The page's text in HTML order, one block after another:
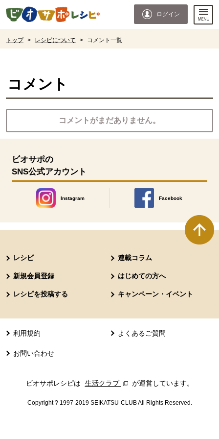
ページの先頭です。
ログイン
トップ > レシピについて > コメント一覧
コメント
コメントがまだありません。
ビオサポの
SNS公式アカウント
Instagram
別のウィンドウで開きます。
Facebook
別のウィンドウで開きます
レシピ 連載コラム
新規会員登録 はじめての方へ
レシピを投稿する キャンペーン・イベント
利用規約 よくあるご質問
お問い合わせ
ビオサポレシピは 生活クラブ 別のウィンドウで開きます。
が運営しています。
Copyright ? 1997-2019 SEIKATSU-CLUB All Rights Reserved.